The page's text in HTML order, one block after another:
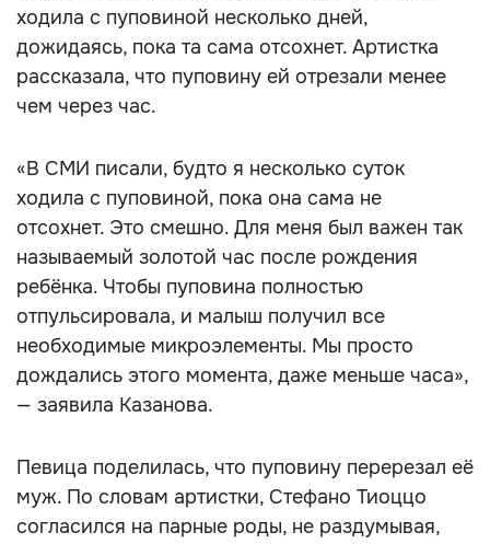
ходила с пуповиной несколько дней,
дожидаясь, пока та сама отсохнет. Артистка
рассказала, что пуповину ей отрезали менее
чем через час.
«В СМИ писали, будто я несколько суток
ходила с пуповиной, пока она сама не
отсохнет. Это смешно. Для меня был важен так
называемый золотой час после рождения
ребёнка. Чтобы пуповина полностью
отпульсировала, и малыш получил все
необходимые микроэлементы. Мы просто
дождались этого момента, даже меньше часа»,
— заявила Казанова.
Певица поделилась, что пуповину перерезал её
муж. По словам артистки, Стефано Тиоццо
согласился на парные роды, не раздумывая,